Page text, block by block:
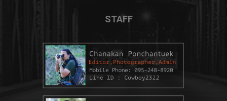
STAFF